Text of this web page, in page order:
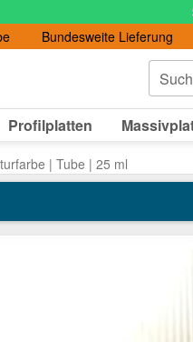
Bundesweite Lieferung
Profilplatten
| Tube | 25 ml